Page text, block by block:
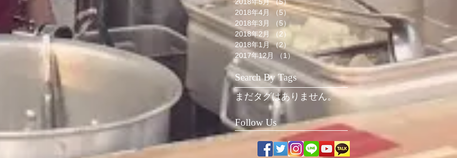
2018年4月
（5）5件の記事
2018年3月
（5）5件の記事
2018年2月
（2）
2018年1月 （2）
2件の記事
2017年12月
（1）1件の記事
Search By Tags
まだタグはありません。
Follow Us